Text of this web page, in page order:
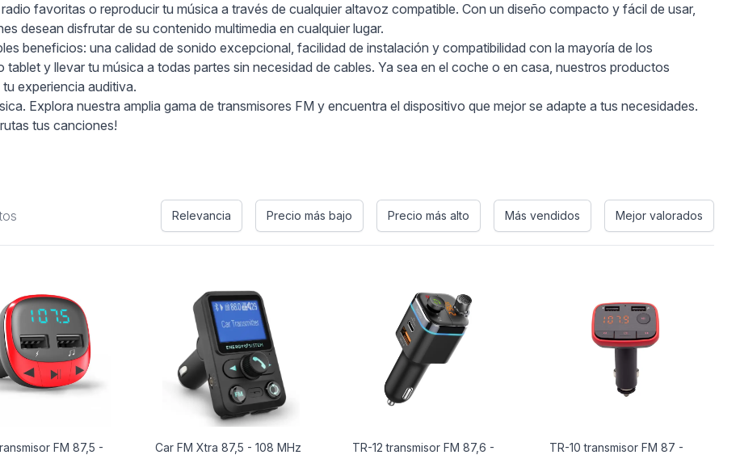
favoritas o reproducir tu música a través de cualquier altavoz compatible. Con un diseño compacto y fácil de usar,
desean disfrutar de su contenido multimedia en cualquier lugar.
beneficios: una calidad de sonido excepcional, facilidad de instalación y compatibilidad con la mayoría de los
y llevar tu música a todas partes sin necesidad de cables. Ya sea en el coche o en casa, nuestros productos
experiencia auditiva.
Explora nuestra amplia gama de transmisores FM y encuentra el dispositivo que mejor se adapte a tus necesidades.
tus canciones!
Relevancia Precio más bajo Precio más alto Más vendidos Mejor valorados
FM 87,5 -
Car FM Xtra 87,5 - 108 MHz
TR-12 transmisor FM 87,6 -
TR-10 transmisor FM 87 -